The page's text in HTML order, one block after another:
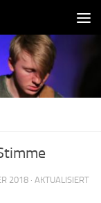
2018 · AKTUALISIERT